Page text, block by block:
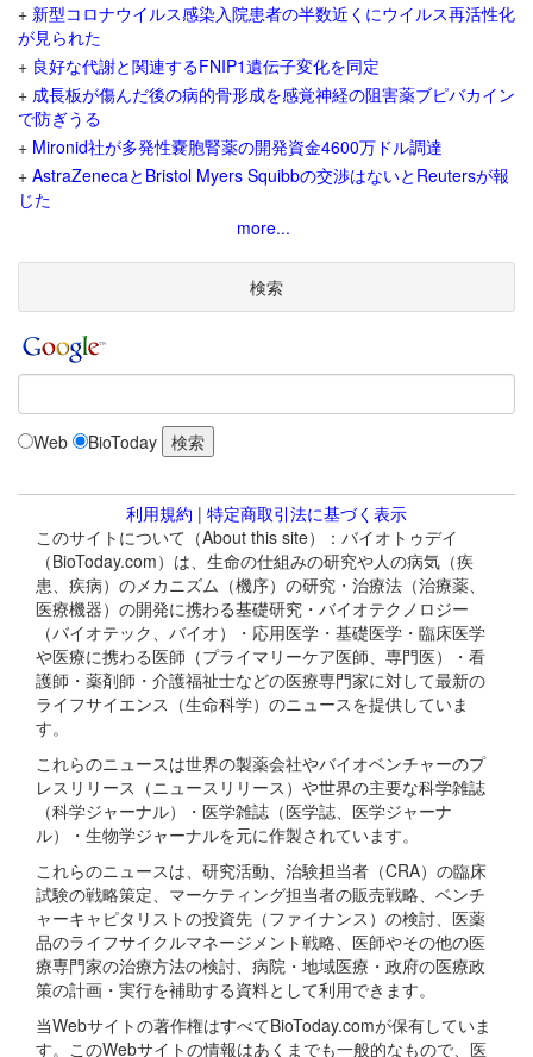
+ 新型コロナウイルス感染入院患者の半数近くにウイルス再活性化
が見られた
+ 良好な代謝と関連するFNIP1遺伝子変化を同定
+ 成長板が傷んだ後の病的骨形成を感覚神経の阻害薬ブピバカイン
で防ぎうる
+ Mironid社が多発性嚢胞腎薬の開発資金4600万ドル調達
+ AstraZenecaとBristol Myers Squibbの交渉はないとReutersが報
じた
more...
検索
Web BioToday
利用規約 | 特定商取引法に基づく表示
このサイトについて（About this site）：バイオトゥデイ
（BioToday.com）は、生命の仕組みの研究や人の病気（疾
患、疾病）のメカニズム（機序）の研究・治療法（治療薬、
医療機器）の開発に携わる基礎研究・バイオテクノロジー
（バイオテック、バイオ）・応用医学・基礎医学・臨床医学
や医療に携わる医師（プライマリーケア医師、専門医）・看
護師・薬剤師・介護福祉士などの医療専門家に対して最新の
ライフサイエンス（生命科学）のニュースを提供していま
す。
これらのニュースは世界の製薬会社やバイオベンチャーのプ
レスリリース（ニュースリリース）や世界の主要な科学雑誌
（科学ジャーナル）・医学雑誌（医学誌、医学ジャーナ
ル）・生物学ジャーナルを元に作製されています。
これらのニュースは、研究活動、治験担当者（CRA）の臨床
試験の戦略策定、マーケティング担当者の販売戦略、ベンチ
ャーキャピタリストの投資先（ファイナンス）の検討、医薬
品のライフサイクルマネージメント戦略、医師やその他の医
療専門家の治療方法の検討、病院・地域医療・政府の医療政
策の計画・実行を補助する資料として利用できます。
当Webサイトの著作権はすべてBioToday.comが保有していま
す。このWebサイトの情報はあくまでも一般的なもので、医